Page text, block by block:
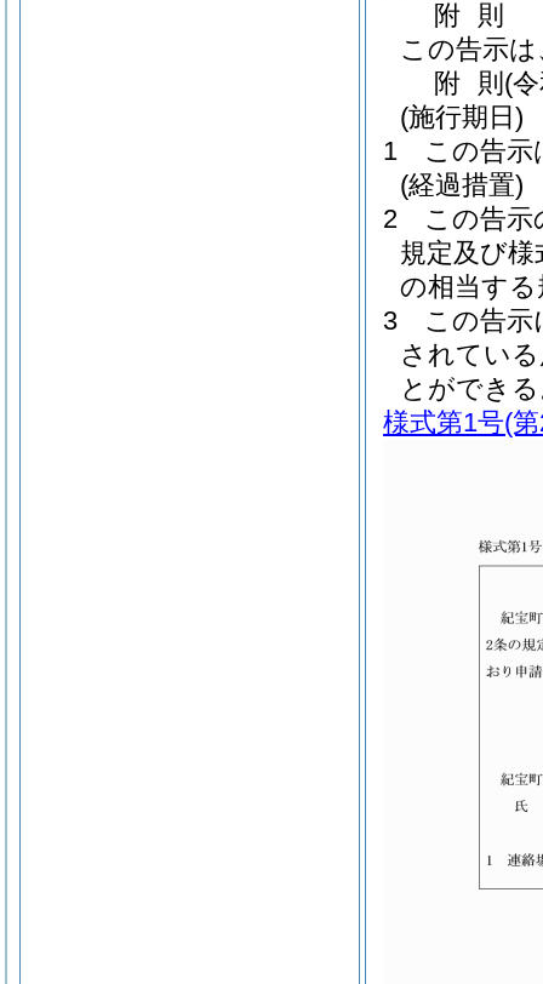
附 則
この告示
附 則 (
(施行期日)
1
この告示
(経過措置)
2
この告示
規定及び
の相当す
3
この告示
されてい
とができ
様式第1号(